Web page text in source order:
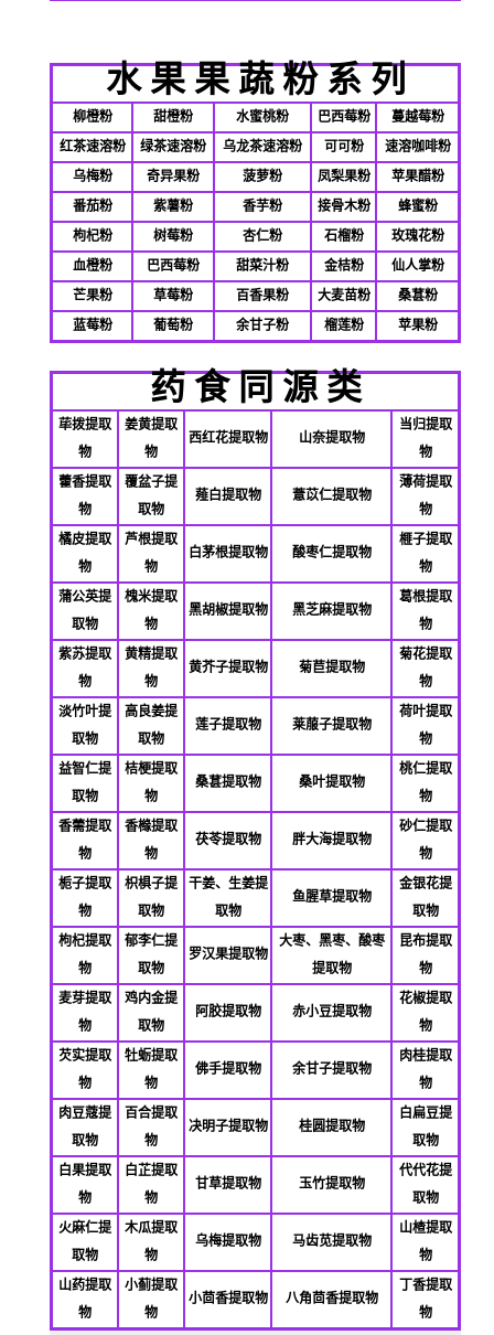
水果果蔬粉系列
柳橙粉 甜橙粉 水蜜桃粉 巴西莓粉
蔓越莓粉
红茶速溶粉
绿茶速溶粉 乌龙茶速溶粉 可可粉
速溶咖啡粉
乌梅粉
奇异果粉 菠萝粉 凤梨果粉
苹果醋粉
番茄粉
紫薯粉 香芋粉 接骨木粉
蜂蜜粉
枸杞粉
树莓粉 杏仁粉 石榴粉
玫瑰花粉
血橙粉
巴西莓粉 甜菜汁粉 金桔粉
仙人掌粉
芒果粉
草莓粉 百香果粉 大麦苗粉
桑葚粉
蓝莓粉
葡萄粉 余甘子粉 榴莲粉 苹果粉
药 食 同 源 类
荜拨提取
物
姜黄提取
物
西红花提取物 山奈提取物
当归提取
物
藿香提取
物
覆盆子提
取物
薤白提取物 薏苡仁提取物
薄荷提取
物
橘皮提取
物
芦根提取
物
白茅根提取物 酸枣仁提取物
榧子提取
物
蒲公英提
取物
槐米提取
物
黑胡椒提取物 黑芝麻提取物
葛根提取
物
紫苏提取
物
黄精提取
物
黄芥子提取物 菊苣提取物
菊花提取
物
淡竹叶提
取物
高良姜提
取物
莲子提取物 莱菔子提取物
荷叶提取
物
益智仁提
取物
桔梗提取
物
桑葚提取物 桑叶提取物
桃仁提取
物
香薷提取
物
香橼提取
物
茯苓提取物 胖大海提取物
砂仁提取
物
栀子提取
物
枳椇子提
取物
干姜、生姜提
取物
鱼腥草提取物
金银花提
取物
枸杞提取
物
郁李仁提
取物
罗汉果提取物
大枣、黑枣、酸枣
提取物
昆布提取
物
麦芽提取
物
鸡内金提
取物
阿胶提取物 赤小豆提取物
花椒提取
物
芡实提取
物
牡蛎提取
物
佛手提取物 余甘子提取物
肉桂提取
物
肉豆蔻提
取物
百合提取
物
决明子提取物 桂圆提取物
白扁豆提
取物
白果提取
物
白芷提取
物
甘草提取物 玉竹提取物
代代花提
取物
火麻仁提
取物
木瓜提取
物
乌梅提取物 马齿苋提取物
山楂提取
物
山药提取
物
小蓟提取
物
小茴香提取物 八角茴香提取物
丁香提取
物